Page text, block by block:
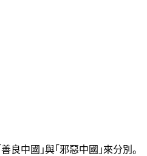
良中國｣與｢邪惡中國｣來分別。